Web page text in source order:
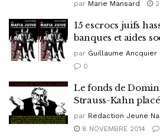
par Marie Mansard
15 escrocs juifs
banques et aides
par Guillaume Ancquier
0
Le fonds de
Strauss-Kahn
par Redaction Jeune
8 NOVEMBRE 2014